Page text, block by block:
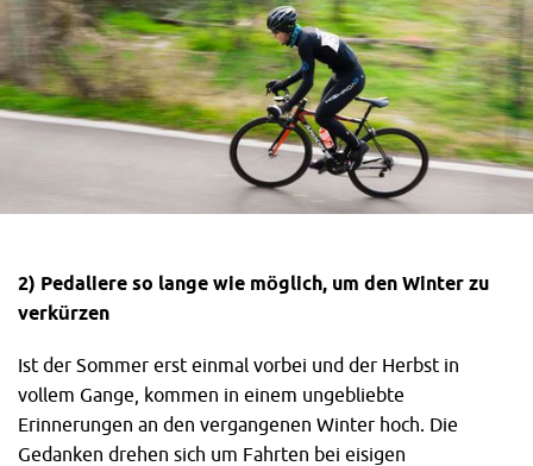
2) Pedaliere so lange wie möglich, um den Winter zu
verkürzen
Ist der Sommer erst einmal vorbei und der Herbst in
vollem Gange, kommen in einem ungebliebte
Erinnerungen an den vergangenen Winter hoch. Die
Gedanken drehen sich um Fahrten bei eisigen